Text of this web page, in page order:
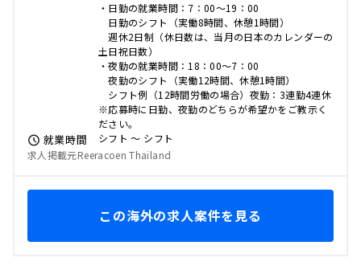
・日勤の就業時間：7：00～19：00
日勤のシフト（実働8時間、休憩1時間）
週休2日制（休日数は、当月の日本のカレンダーの
土日祝日数）
・夜勤の就業時間：18：00～7：00
夜勤のシフト（実働12時間、休憩1時間）
シフト例（12時間労働の場合）夜勤：3連勤4連休
※応募時に日勤、夜勤のどちらが希望かをご教示く
ださい。
就業時間
シフト 〜 シフト
求人掲載元Reeracoen Thailand
この海外の求人案件を見る